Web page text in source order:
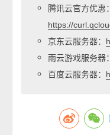
腾讯云官方优惠：
https://
京东云服务器：
雨云游戏服务器：
百度云服务器：